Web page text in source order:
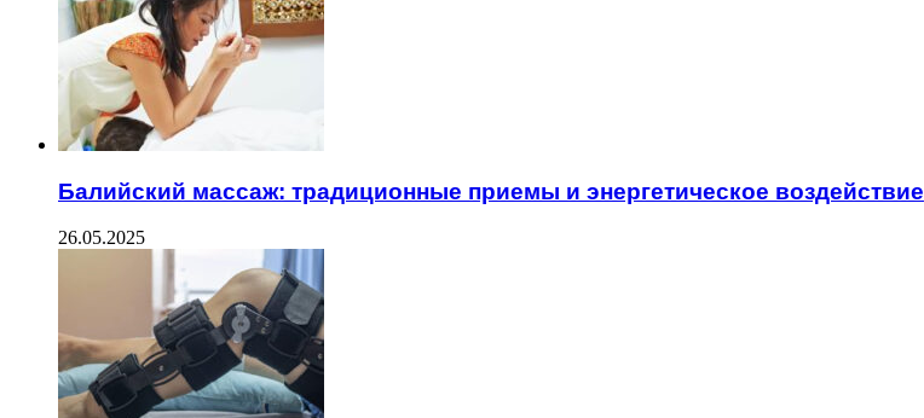
Балийский массаж: традиционные приемы и энергетическое воздействие
26.05.2025